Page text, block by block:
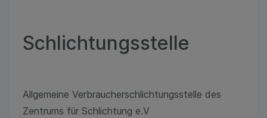
den Inhalt auf unserer Website aber auch die
Werbung auf Drittseiten möglichst relevant für Sie
Schlichtungsstelle
Allgemeine Verbraucherschlichtungsstelle des
Zentrums für Schlichtung e.V